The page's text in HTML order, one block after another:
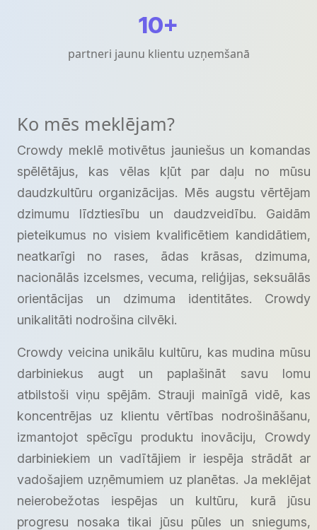
10+
partneri jaunu klientu uzņemšanā
Ko mēs meklējam?
Crowdy meklē motivētus jauniešus un komandas
spēlētājus, kas vēlas kļūt par daļu no mūsu
daudzkultūru organizācijas. Mēs augstu vērtējam
dzimumu līdztiesību un daudzveidību. Gaidām
pieteikumus no visiem kvalificētiem kandidātiem,
neatkarīgi no rases, ādas krāsas, dzimuma,
nacionālās izcelsmes, vecuma, reliģijas, seksuālās
orientācijas un dzimuma identitātes. Crowdy
unikalitāti nodrošina cilvēki.
Crowdy veicina unikālu kultūru, kas mudina mūsu
darbiniekus augt un paplašināt savu lomu
atbilstoši viņu spējām. Strauji mainīgā vidē, kas
koncentrējas uz klientu vērtības nodrošināšanu,
izmantojot spēcīgu produktu inovāciju, Crowdy
darbiniekiem un vadītājiem ir iespēja strādāt ar
vadošajiem uzņēmumiem uz planētas. Ja meklējat
neierobežotas iespējas un kultūru, kurā jūsu
progresu nosaka tikai jūsu pūles un sniegums,